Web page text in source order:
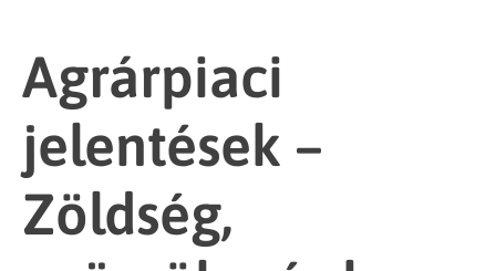
Agrárpiaci
jelentések –
Zöldség,